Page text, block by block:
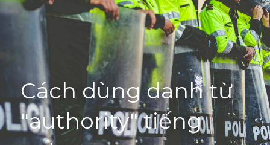
Học thử →
Cách dùng danh từ
"authority" tiếng